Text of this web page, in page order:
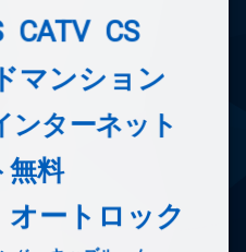
CATV CS
マンション
ンターネット
無料
オートロック